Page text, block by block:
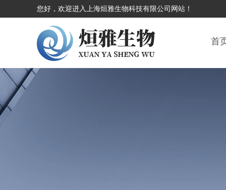
您好，欢迎进入上海烜雅生物科技有限公司网站！
首